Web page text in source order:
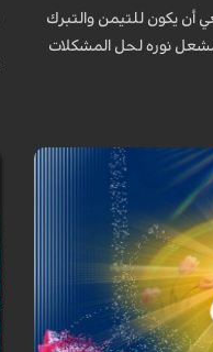
أن يكون للتيمن والتبرك
نوره لحل المشكلات